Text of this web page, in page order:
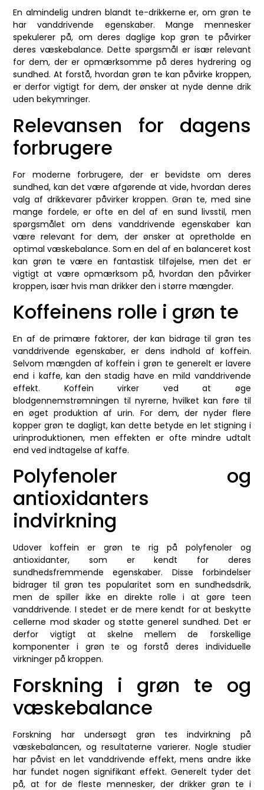
En almindelig undren blandt te-drikkerne er, om grøn te
har vanddrivende egenskaber. Mange mennesker
spekulerer på, om deres daglige kop grøn te påvirker
deres væskebalance. Dette spørgsmål er især relevant
for dem, der er opmærksomme på deres hydrering og
sundhed. At forstå, hvordan grøn te kan påvirke kroppen,
er derfor vigtigt for dem, der ønsker at nyde denne drik
uden bekymringer.
Relevansen for dagens
forbrugere
For moderne forbrugere, der er bevidste om deres
sundhed, kan det være afgørende at vide, hvordan deres
valg af drikkevarer påvirker kroppen. Grøn te, med sine
mange fordele, er ofte en del af en sund livsstil, men
spørgsmålet om dens vanddrivende egenskaber kan
være relevant for dem, der ønsker at opretholde en
optimal væskebalance. Som en del af en balanceret kost
kan grøn te være en fantastisk tilføjelse, men det er
vigtigt at være opmærksom på, hvordan den påvirker
kroppen, især hvis man drikker den i større mængder.
Koffeinens rolle i grøn te
En af de primære faktorer, der kan bidrage til grøn tes
vanddrivende egenskaber, er dens indhold af koffein.
Selvom mængden af koffein i grøn te generelt er lavere
end i kaffe, kan den stadig have en mild vanddrivende
effekt. Koffein virker ved at øge
blodgennemstrømningen til nyrerne, hvilket kan føre til
en øget produktion af urin. For dem, der nyder flere
kopper grøn te dagligt, kan dette betyde en let stigning i
urinproduktionen, men effekten er ofte mindre udtalt
end ved indtagelse af kaffe.
Polyfenoler og
antioxidanters
indvirkning
Udover koffein er grøn te rig på polyfenoler og
antioxidanter, som er kendt for deres
sundhedsfremmende egenskaber. Disse forbindelser
bidrager til grøn tes popularitet som en sundhedsdrik,
men de spiller ikke en direkte rolle i at gøre teen
vanddrivende. I stedet er de mere kendt for at beskytte
cellerne mod skader og støtte generel sundhed. Det er
derfor vigtigt at skelne mellem de forskellige
komponenter i grøn te og forstå deres individuelle
virkninger på kroppen.
Forskning i grøn te og
væskebalance
Forskning har undersøgt grøn tes indvirkning på
væskebalancen, og resultaterne varierer. Nogle studier
har påvist en let vanddrivende effekt, mens andre ikke
har fundet nogen signifikant effekt. Generelt tyder det
på, at for de fleste mennesker, der drikker grøn te i